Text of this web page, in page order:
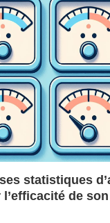
statistiques
de